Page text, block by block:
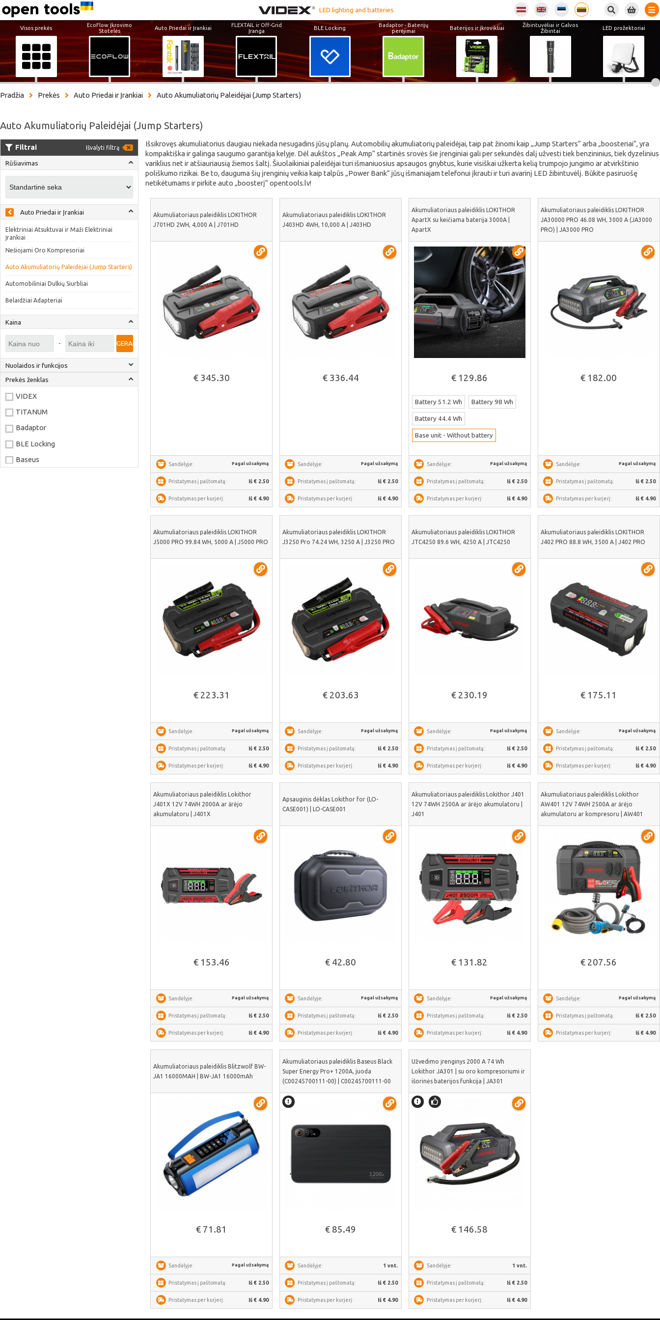
LED lighting and batteries
Visos prekės
EcoFlow Įkrovimo
Stotelės
Auto Priedai ir Įrankiai
FLEXTAIL ir Off-Grid
Įranga
BLE Locking
Badaptor - Baterijų
perėjimai
Baterijos ir įkrovikliai
Žibintuvėliai ir Galvos
Žibintai
LED prožektoriai
Pradžia Prekės Auto Priedai ir Įrankiai Auto Akumuliatorių Paleidėjai (Jump Starters)
Auto Akumuliatorių Paleidėjai (Jump Starters)
Filtrai Išvalyti filtrą
Rūšiavimas
Auto Priedai ir Įrankiai
Elektriniai Atsuktuvai ir Maži Elektriniai
Įrankiai
Nešiojami Oro Kompresoriai
Auto Akumuliatorių Paleidėjai (Jump Starters)
Automobiliniai Dulkių Siurbliai
Belaidžiai Adapteriai
Kaina
- GERAI
Nuolaidos ir funkcijos
Prekės ženklas
VIDEX
TITANUM
Badaptor
BLE Locking
Baseus
Išsikrovęs akumuliatorius daugiau niekada nesugadins jūsų planų. Automobilių akumuliatorių paleidėjai, taip pat žinomi kaip „Jump Starters“ arba „boosteriai“, yra
kompaktiška ir galinga saugumo garantija kelyje. Dėl aukštos „Peak Amp“ startinės srovės šie įrenginiai gali per sekundės dalį užvesti tiek benzininius, tiek dyzelinius
variklius net ir atšiauriausią žiemos šaltį. Šiuolaikiniai paleidėjai turi išmaniuosius apsaugos gnybtus, kurie visiškai užkerta kelią trumpojo jungimo ar atvirkštinio
poliškumo rizikai. Be to, dauguma šių įrenginių veikia kaip talpūs „Power Bank“ jūsų išmaniajam telefonui įkrauti ir turi avarinį LED žibintuvėlį. Būkite pasiruošę
netikėtumams ir pirkite auto „boosterį“ opentools.lv!
Akumuliatoriaus paleidiklis LOKITHOR
J701HD 2WH, 4,000 A | J701HD
€ 345.30
Sandėlyje: Pagal užsakymą
Pristatymas į paštomatą: Iš € 2.50
Pristatymas per kurjerį: Iš € 4.90
Akumuliatoriaus paleidiklis LOKITHOR
J403HD 4WH, 10,000 A | J403HD
€ 336.44
Sandėlyje: Pagal užsakymą
Pristatymas į paštomatą: Iš € 2.50
Pristatymas per kurjerį: Iš € 4.90
Akumuliatoriaus paleidiklis LOKITHOR
ApartX su keičiama baterija 3000A |
ApartX
€ 129.86
Battery 51.2 Wh Battery 98 Wh
Battery 44.4 Wh
Base unit - Without battery
Sandėlyje: Pagal užsakymą
Pristatymas į paštomatą: Iš € 2.50
Pristatymas per kurjerį: Iš € 4.90
Akumuliatoriaus paleidiklis LOKITHOR
JA30000 PRO 46.08 WH, 3000 A (JA3000
PRO) | JA3000 PRO
€ 182.00
Sandėlyje: Pagal užsakymą
Pristatymas į paštomatą: Iš € 2.50
Pristatymas per kurjerį: Iš € 4.90
Akumuliatoriaus paleidiklis LOKITHOR
J5000 PRO 99.84 WH, 5000 A | J5000 PRO
€ 223.31
Sandėlyje: Pagal užsakymą
Pristatymas į paštomatą: Iš € 2.50
Pristatymas per kurjerį: Iš € 4.90
Akumuliatoriaus paleidiklis LOKITHOR
J3250 Pro 74.24 WH, 3250 A | J3250 PRO
€ 203.63
Sandėlyje: Pagal užsakymą
Pristatymas į paštomatą: Iš € 2.50
Pristatymas per kurjerį: Iš € 4.90
Akumuliatoriaus paleidiklis LOKITHOR
JTC4250 89.6 WH, 4250 A | JTC4250
€ 230.19
Sandėlyje: Pagal užsakymą
Pristatymas į paštomatą: Iš € 2.50
Pristatymas per kurjerį: Iš € 4.90
Akumuliatoriaus paleidiklis LOKITHOR
J402 PRO 88.8 WH, 3500 A | J402 PRO
€ 175.11
Sandėlyje: Pagal užsakymą
Pristatymas į paštomatą: Iš € 2.50
Pristatymas per kurjerį: Iš € 4.90
Akumuliatoriaus paleidiklis Lokithor
J401X 12V 74WH 2000A ar ārējo
akumulatoru | J401X
€ 153.46
Sandėlyje: Pagal užsakymą
Pristatymas į paštomatą: Iš € 2.50
Pristatymas per kurjerį: Iš € 4.90
Apsauginis dėklas Lokithor for (LO-
CASE001) | LO-CASE001
€ 42.80
Sandėlyje: Pagal užsakymą
Pristatymas į paštomatą: Iš € 2.50
Pristatymas per kurjerį: Iš € 4.90
Akumuliatoriaus paleidiklis Lokithor J401
12V 74WH 2500A ar ārējo akumulatoru |
J401
€ 131.82
Sandėlyje: Pagal užsakymą
Pristatymas į paštomatą: Iš € 2.50
Pristatymas per kurjerį: Iš € 4.90
Akumuliatoriaus paleidiklis Lokithor
AW401 12V 74WH 2500A ar ārējo
akumulatoru ar kompresoru | AW401
€ 207.56
Sandėlyje: Pagal užsakymą
Pristatymas į paštomatą: Iš € 2.50
Pristatymas per kurjerį: Iš € 4.90
Akumuliatoriaus paleidiklis Blitzwolf BW-
JA1 16000MAH | BW-JA1 16000mAh
€ 71.81
Sandėlyje: Pagal užsakymą
Pristatymas į paštomatą: Iš € 2.50
Pristatymas per kurjerį: Iš € 4.90
Akumuliatoriaus paleidiklis Baseus Black
Super Energy Pro+ 1200A, juoda
(C00245700111-00) | C00245700111-00
€ 85.49
Sandėlyje: 1 vnt.
Pristatymas į paštomatą: Iš € 2.50
Pristatymas per kurjerį: Iš € 4.90
Užvedimo įrenginys 2000 A 74 Wh
Lokithor JA301 | su oro kompresoriumi ir
išorinės baterijos funkcija | JA301
€ 146.58
Sandėlyje: 1 vnt.
Pristatymas į paštomatą: Iš € 2.50
Pristatymas per kurjerį: Iš € 4.90